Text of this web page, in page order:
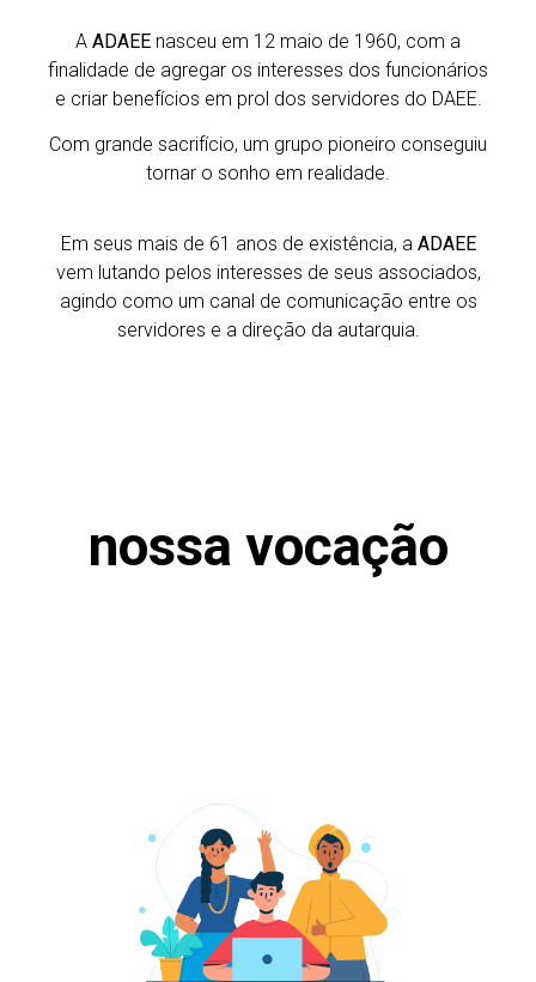
A ADAEE nasceu em 12 maio de 1960, com a
finalidade de agregar os interesses dos funcionários
e criar benefícios em prol dos servidores do DAEE.
Com grande sacrifício, um grupo pioneiro conseguiu
tornar o sonho em realidade.
Em seus mais de 61 anos de existência, a ADAEE
vem lutando pelos interesses de seus associados,
agindo como um canal de comunicação entre os
servidores e a direção da autarquia.
nossa vocação